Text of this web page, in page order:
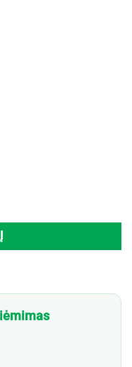
PROFESSIONAL COLOR-